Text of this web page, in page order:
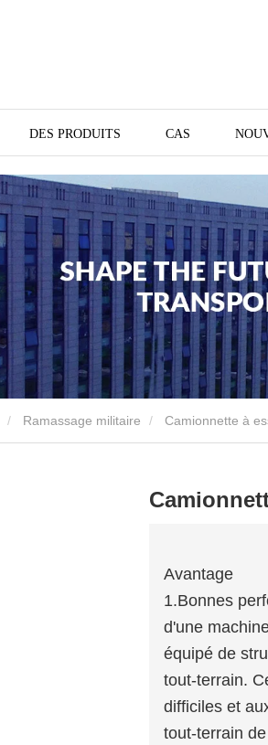
DES PRODUITS CAS
Ramassage militaire Camionnette à
Avantage
1.Bonnes
d'une
équipé de
tout-terrain.
difficiles et
tout-terrain